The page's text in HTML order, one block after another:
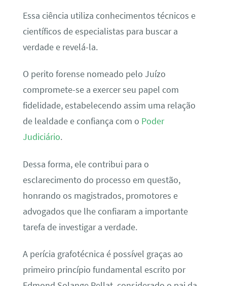
Essa ciência utiliza conhecimentos técnicos e
científicos de especialistas para buscar a
verdade e revelá-la.
O perito forense nomeado pelo Juízo
compromete-se a exercer seu papel com
fidelidade, estabelecendo assim uma relação
de lealdade e confiança com o Poder
Judiciário.
Dessa forma, ele contribui para o
esclarecimento do processo em questão,
honrando os magistrados, promotores e
advogados que lhe confiaram a importante
tarefa de investigar a verdade.
A perícia grafotécnica é possível graças ao
primeiro princípio fundamental escrito por